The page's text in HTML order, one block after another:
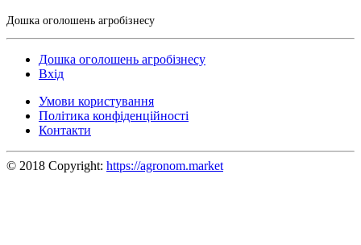
Дошка оголошень агробізнесу
Дошка оголошень агробізнесу
Вхід
Умови користування
Політика конфіденційності
Контакти
© 2018 Copyright: https://agronom.market